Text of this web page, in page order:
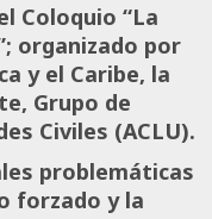
Coloquio “La
organizado por
y el Caribe, la
Grupo de
Civiles (ACLU).
problemáticas
forzado y la